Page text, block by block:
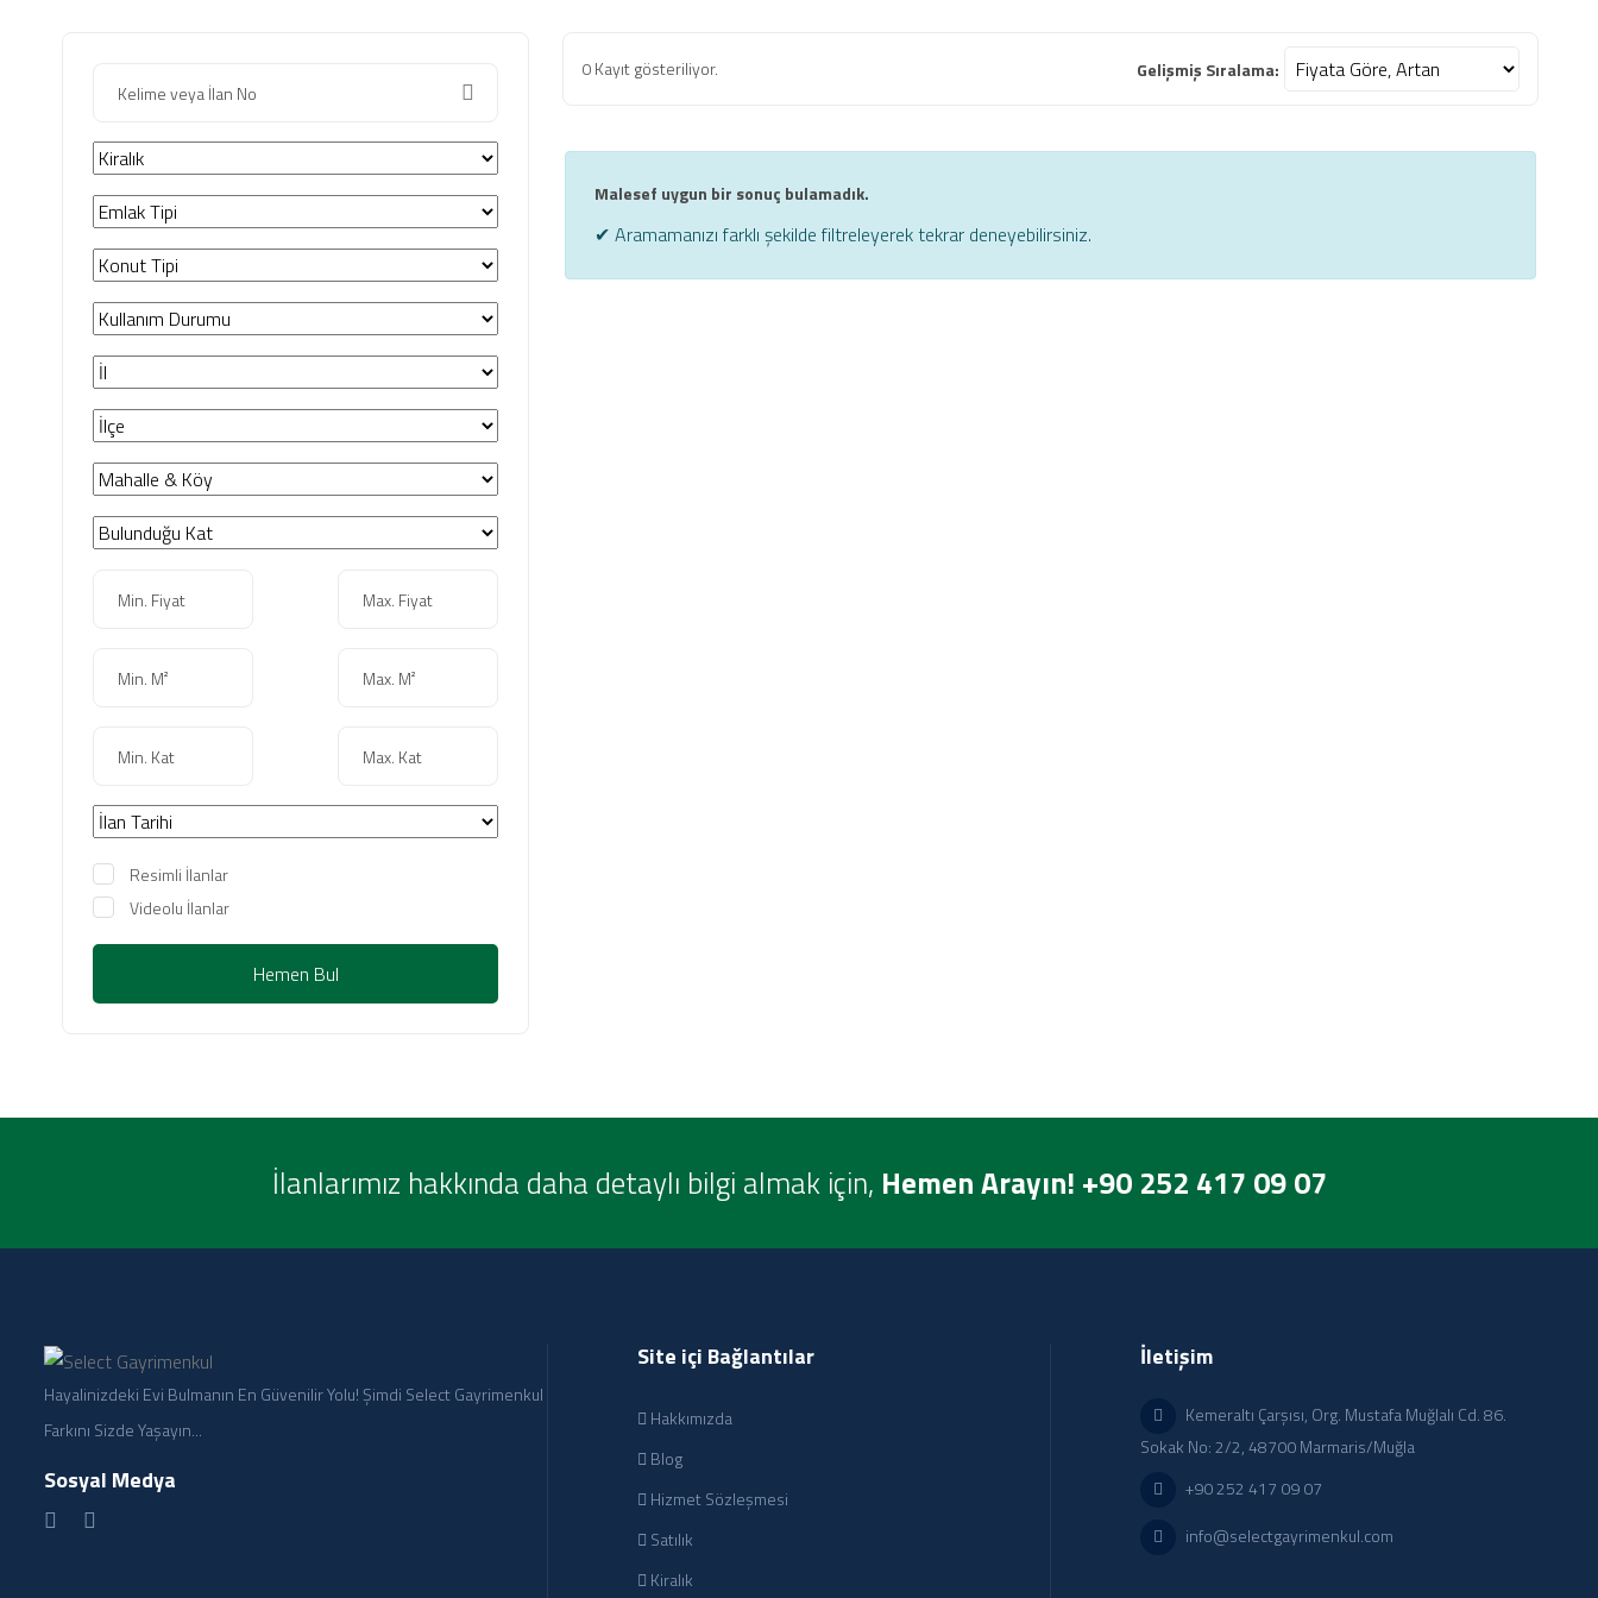
Resimli İlanlar
Videolu İlanlar
Hemen Bul
0 Kayıt gösteriliyor. Gelişmiş Sıralama:
Malesef uygun bir sonuç bulamadık.
✔ Aramamanızı farklı şekilde filtreleyerek tekrar deneyebilirsiniz.
İlanlarımız hakkında daha detaylı bilgi almak için, Hemen Arayın! +90 252 417 09 07
Hayalinizdeki Evi Bulmanın En Güvenilir Yolu! Şimdi Select Gayrimenkul
Farkını Sizde Yaşayın...
Sosyal Medya
Site içi Bağlantılar
Hakkımızda
Blog
Hizmet Sözleşmesi
Satılık
Kiralık
İletişim
Kemeraltı Çarşısı, Org. Mustafa Muğlalı Cd. 86.
Sokak No: 2/2, 48700 Marmaris/Muğla
+90 252 417 09 07
info@selectgayrimenkul.com